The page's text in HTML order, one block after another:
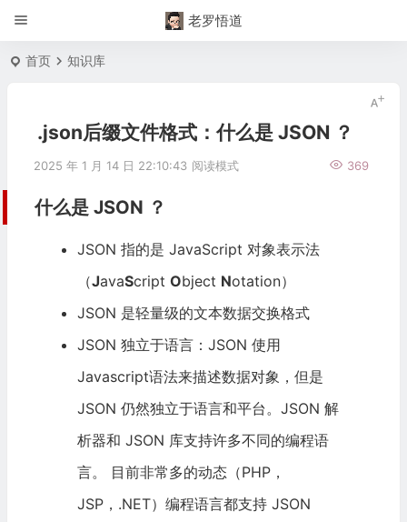
老罗悟道
首页 知识库
.json后缀文件格式：什么是 JSON ？
2025 年 1 月 14 日 22:10:43 369
阅读模式
什么是 JSON ？
JSON 指的是 JavaScript 对象表示法
（JavaScript Object Notation）
JSON 是轻量级的文本数据交换格式
JSON 独立于语言：JSON 使用
Javascript语法来描述数据对象，但是
JSON 仍然独立于语言和平台。JSON 解
析器和 JSON 库支持许多不同的编程语
言。 目前非常多的动态（PHP，
JSP，.NET）编程语言都支持 JSON